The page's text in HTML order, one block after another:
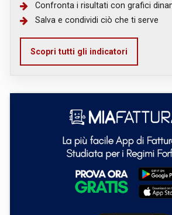
Confronta i risultati con grafici
Salva e condividi ciò che ti serve
Scopri tutti gli indicatori